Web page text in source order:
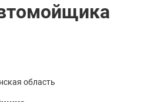
область